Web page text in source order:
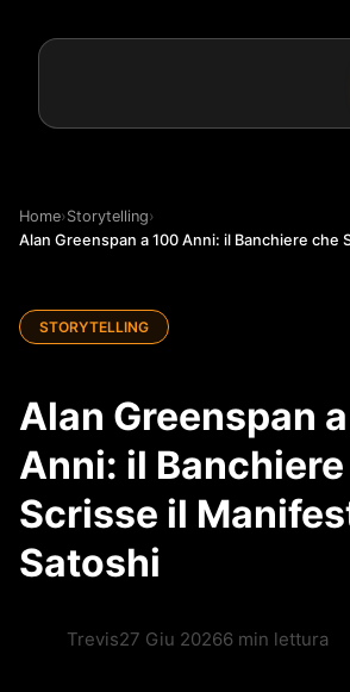
Home›Storytelling›
Alan Greenspan a 100 Anni: il Banchiere che
STORYTELLING
Alan Greenspan
Anni: il
Scrisse il
Satoshi
Trevis27 Giu 20266 min lettura